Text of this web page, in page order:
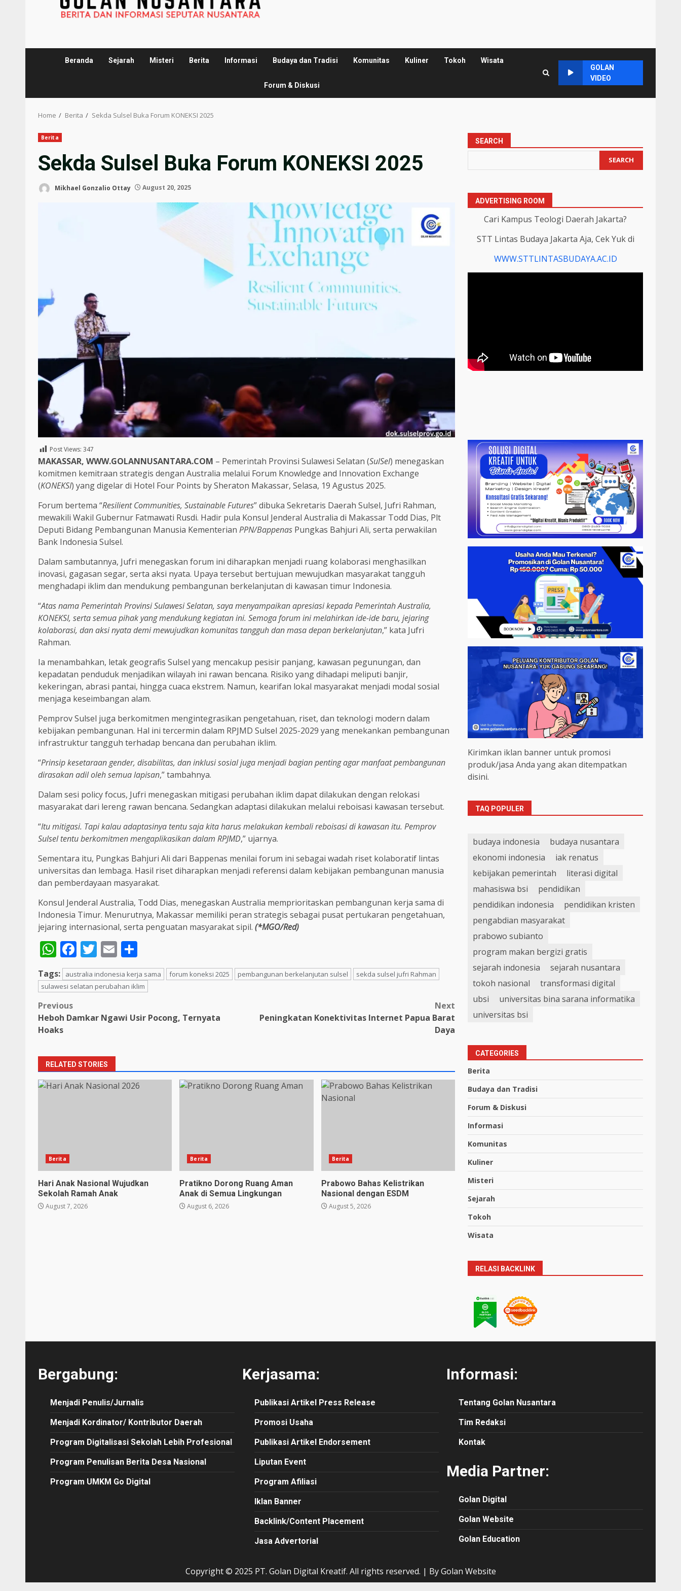
Beranda Sejarah Misteri Berita Informasi Budaya dan Tradisi Komunitas Kuliner Tokoh Wisata
Forum & Diskusi
GOLAN
VIDEO
Home Berita Sekda Sulsel Buka Forum KONEKSI 2025
Berita
Sekda Sulsel Buka Forum KONEKSI 2025
Mikhael Gonzalio Ottay August 20, 2025
Post Views: 347
MAKASSAR, WWW.GOLANNUSANTARA.COM – Pemerintah Provinsi Sulawesi Selatan (SulSel) menegaskan
komitmen kemitraan strategis dengan Australia melalui Forum Knowledge and Innovation Exchange
(KONEKSI) yang digelar di Hotel Four Points by Sheraton Makassar, Selasa, 19 Agustus 2025.
Forum bertema “Resilient Communities, Sustainable Futures” dibuka Sekretaris Daerah Sulsel, Jufri Rahman,
mewakili Wakil Gubernur Fatmawati Rusdi. Hadir pula Konsul Jenderal Australia di Makassar Todd Dias, Plt
Deputi Bidang Pembangunan Manusia Kementerian PPN/Bappenas Pungkas Bahjuri Ali, serta perwakilan
Bank Indonesia Sulsel.
Dalam sambutannya, Jufri menegaskan forum ini diharapkan menjadi ruang kolaborasi menghasilkan
inovasi, gagasan segar, serta aksi nyata. Upaya tersebut bertujuan mewujudkan masyarakat tangguh
menghadapi iklim dan mendukung pembangunan berkelanjutan di kawasan timur Indonesia.
“Atas nama Pemerintah Provinsi Sulawesi Selatan, saya menyampaikan apresiasi kepada Pemerintah Australia,
KONEKSI, serta semua pihak yang mendukung kegiatan ini. Semoga forum ini melahirkan ide-ide baru, jejaring
kolaborasi, dan aksi nyata demi mewujudkan komunitas tangguh dan masa depan berkelanjutan,” kata Jufri
Rahman.
Ia menambahkan, letak geografis Sulsel yang mencakup pesisir panjang, kawasan pegunungan, dan
kepadatan penduduk menjadikan wilayah ini rawan bencana. Risiko yang dihadapi meliputi banjir,
kekeringan, abrasi pantai, hingga cuaca ekstrem. Namun, kearifan lokal masyarakat menjadi modal sosial
menjaga keseimbangan alam.
Pemprov Sulsel juga berkomitmen mengintegrasikan pengetahuan, riset, dan teknologi modern dalam
kebijakan pembangunan. Hal ini tercermin dalam RPJMD Sulsel 2025-2029 yang menekankan pembangunan
infrastruktur tangguh terhadap bencana dan perubahan iklim.
“Prinsip kesetaraan gender, disabilitas, dan inklusi sosial juga menjadi bagian penting agar manfaat pembangunan
dirasakan adil oleh semua lapisan,” tambahnya.
Dalam sesi policy focus, Jufri menegaskan mitigasi perubahan iklim dapat dilakukan dengan relokasi
masyarakat dari lereng rawan bencana. Sedangkan adaptasi dilakukan melalui reboisasi kawasan tersebut.
“Itu mitigasi. Tapi kalau adaptasinya tentu saja kita harus melakukan kembali reboisasi di kawasan itu. Pemprov
Sulsel tentu berkomitmen mengaplikasikan dalam RPJMD,” ujarnya.
Sementara itu, Pungkas Bahjuri Ali dari Bappenas menilai forum ini sebagai wadah riset kolaboratif lintas
universitas dan lembaga. Hasil riset diharapkan menjadi referensi dalam kebijakan pembangunan manusia
dan pemberdayaan masyarakat.
Konsul Jenderal Australia, Todd Dias, menegaskan Australia memprioritaskan pembangunan kerja sama di
Indonesia Timur. Menurutnya, Makassar memiliki peran strategis sebagai pusat pertukaran pengetahuan,
jejaring internasional, serta penguatan masyarakat sipil. (*MGO/Red)
WhatsApp
Facebook
Twitter
Email
Tags: australia indonesia kerja sama forum koneksi 2025 pembangunan berkelanjutan sulsel
sekda sulsel jufri Rahman
sulawesi selatan perubahan iklim
Post
navigation
Previous
Heboh Damkar Ngawi Usir Pocong, Ternyata
Hoaks
Next
Peningkatan Konektivitas Internet Papua Barat
Daya
RELATED STORIES
Berita
Hari Anak Nasional Wujudkan
Sekolah Ramah Anak
August 7, 2026
Berita
Pratikno Dorong Ruang Aman
Anak di Semua Lingkungan
August 6, 2026
Berita
Prabowo Bahas Kelistrikan
Nasional dengan ESDM
August 5, 2026
SEARCH
SEARCH
ADVERTISING ROOM
Cari Kampus Teologi Daerah Jakarta?
STT Lintas Budaya Jakarta Aja, Cek Yuk di
WWW.STTLINTASBUDAYA.AC.ID
Kirimkan iklan banner untuk promosi
produk/jasa Anda yang akan ditempatkan
disini.
TAQ POPULER
budaya indonesia
budaya nusantara
ekonomi indonesia
iak renatus
kebijakan pemerintah
literasi digital
mahasiswa bsi
pendidikan
pendidikan indonesia
pendidikan kristen
pengabdian masyarakat
prabowo subianto
program makan bergizi gratis
sejarah indonesia
sejarah nusantara
tokoh nasional
transformasi digital
ubsi
universitas bina sarana informatika
universitas bsi
CATEGORIES
Berita
Budaya dan Tradisi
Forum & Diskusi
Informasi
Komunitas
Kuliner
Misteri
Sejarah
Tokoh
Wisata
RELASI BACKLINK
Bergabung:
Menjadi Penulis/Jurnalis
Menjadi Kordinator/ Kontributor Daerah
Program Digitalisasi Sekolah Lebih Profesional
Program Penulisan Berita Desa Nasional
Program UMKM Go Digital
Kerjasama:
Publikasi Artikel Press Release
Promosi Usaha
Publikasi Artikel Endorsement
Liputan Event
Program Afiliasi
Iklan Banner
Backlink/Content Placement
Jasa Advertorial
Informasi:
Tentang Golan Nusantara
Tim Redaksi
Kontak
Media Partner:
Golan Digital
Golan Website
Golan Education
Copyright © 2025 PT. Golan Digital Kreatif. All rights reserved. | By Golan Website